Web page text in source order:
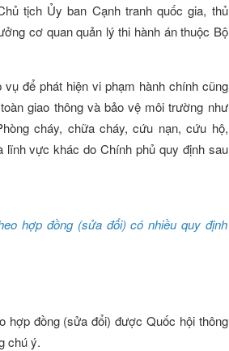
tịch Ủy ban Cạnh tranh quốc gia, thủ
cơ quan quản lý thi hành án thuộc Bộ
để phát hiện vi phạm hành chính cũng
giao thông và bảo vệ môi trường như
cháy, chữa cháy, cứu nạn, cứu hộ,
lĩnh vực khác do Chính phủ quy định sau
hợp đồng (sửa đổi) có nhiều quy định
hợp đồng (sửa đổi) được Quốc hội thông
chú ý.